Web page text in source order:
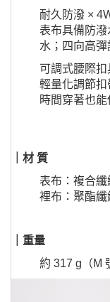
耐久防潑 ×
表布具備防
水；四向高彈
可調式腰際扣
輕量化調節
時間穿著也能
｜材 質
表布：複合
裡布：聚酯纖
｜重量
約 317 g（M